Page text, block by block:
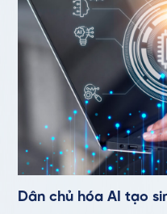
Dân chủ hóa AI tạo